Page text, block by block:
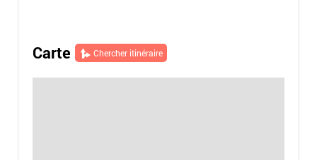
Carte Chercher itinéraire